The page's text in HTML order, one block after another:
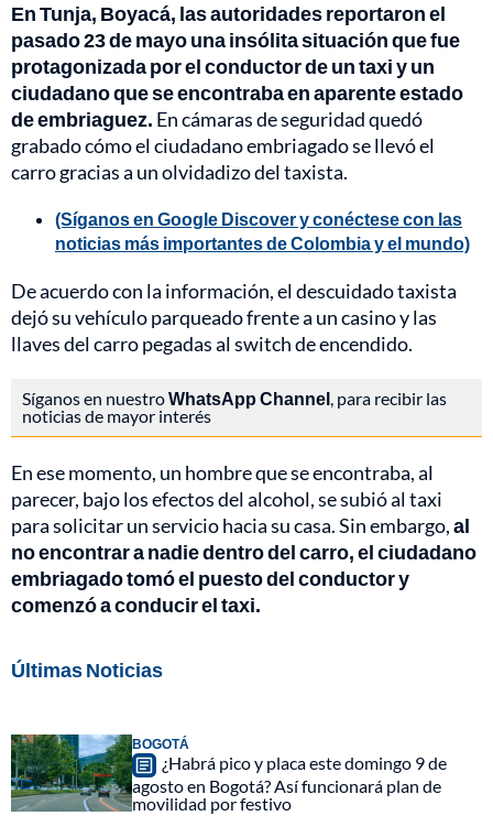
En Tunja, Boyacá, las autoridades reportaron el
pasado 23 de mayo una insólita situación que fue
protagonizada por el conductor de un taxi y un
ciudadano que se encontraba en aparente estado
de embriaguez. En cámaras de seguridad quedó
grabado cómo el ciudadano embriagado se llevó el
carro gracias a un olvidadizo del taxista.
(Síganos en Google Discover y conéctese con las
noticias más importantes de Colombia y el mundo)
De acuerdo con la información, el descuidado taxista
dejó su vehículo parqueado frente a un casino y las
llaves del carro pegadas al switch de encendido.
Síganos en nuestroWhatsApp Channel, para recibir las
noticias de mayor interés
En ese momento, un hombre que se encontraba, al
parecer, bajo los efectos del alcohol, se subió al taxi
para solicitar un servicio hacia su casa. Sin embargo,al
no encontrar a nadie dentro del carro, el ciudadano
embriagado tomó el puesto del conductor y
comenzó a conducir el taxi.
Últimas Noticias
BOGOTÁ
¿Habrá pico y placa este domingo 9 de
agosto en Bogotá? Así funcionará plan de
movilidad por festivo